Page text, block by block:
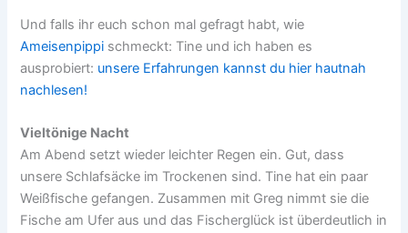
Und falls ihr euch schon mal gefragt habt, wie
Ameisenpippi schmeckt: Tine und ich haben es
ausprobiert: unsere Erfahrungen kannst du hier hautnah
nachlesen!
Vieltönige Nacht
Am Abend setzt wieder leichter Regen ein. Gut, dass
unsere Schlafsäcke im Trockenen sind. Tine hat ein paar
Weißfische gefangen. Zusammen mit Greg nimmt sie die
Fische am Ufer aus und das Fischerglück ist überdeutlich in